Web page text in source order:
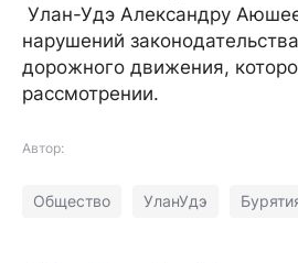
Улан-Удэ Александру
нарушений
дорожного движения,
рассмотрении.
Автор:
Общество УланУдэ